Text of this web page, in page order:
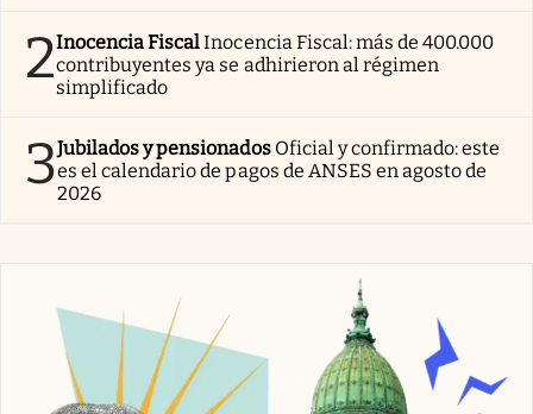
2Inocencia FiscalInocencia Fiscal: más de 400.000
contribuyentes ya se adhirieron al régimen
simplificado
3Jubilados y pensionados Oficial y confirmado: este
es el calendario de pagos de ANSES en agosto de
2026